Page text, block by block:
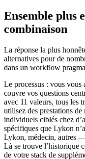
Ensemble plus
combinaison
La réponse la plus
alternatives pour de
dans un workflow
Le processus : vous
couvre vos questions
avec 11 valeurs, tous les
utilisez des prestations de
individuels ciblés chez
spécifiques que Lykon
Lykon, médecin, autres
Là se trouve l’historique
de votre stack de